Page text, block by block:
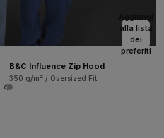
alla lista
dei
preferiti
B&C Influence Zip Hood
350 g/m² / Oversized Fit